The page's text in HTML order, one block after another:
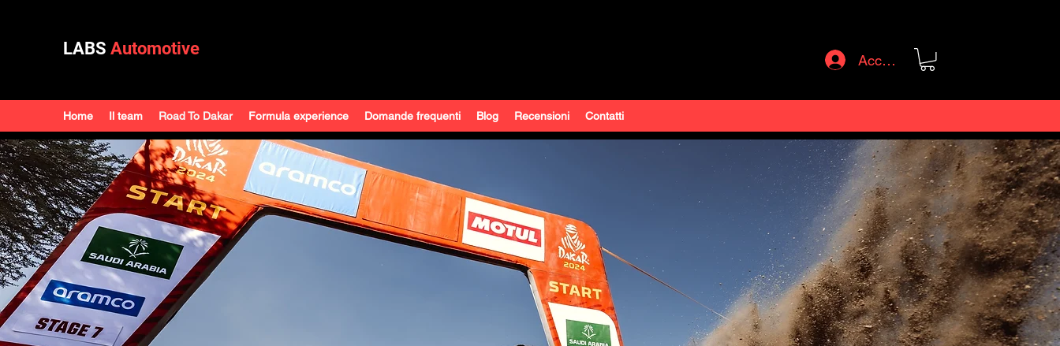
LABS Automotive
Home Il team Road To Dakar Formula experience Domande frequenti Blog Recensioni Contatti
Accedi